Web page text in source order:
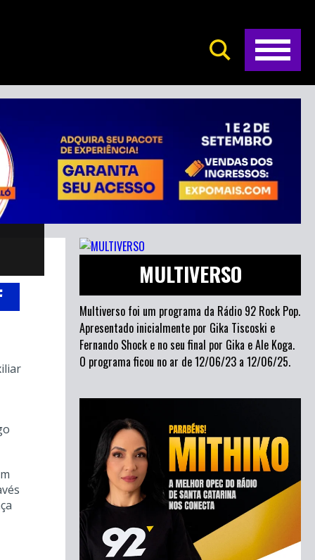
MULTIVERSO
Multiverso foi um programa da Rádio 92 Rock Pop.
Apresentado inicialmente por Gika Tiscoski e
Fernando Shock e no seu final por Gika e Ale Koga.
O programa ficou no ar de 12/06/23 a 12/06/25.